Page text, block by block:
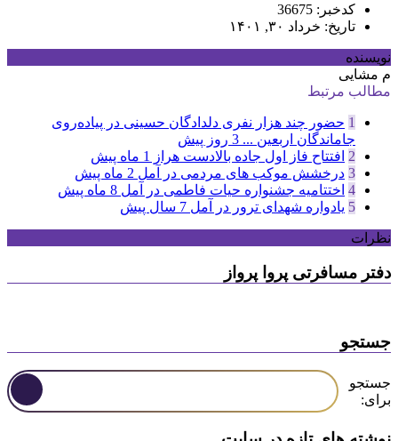
کدخبر: 36675
تاریخ: خرداد ۳۰, ۱۴۰۱
نویسنده
م مشایی
مطالب مرتبط
1 حضور چند هزار نفری دلدادگان حسینی در پیاده‌روی
جاماندگان اربعین ... 3 روز پیش
2 افتتاح فاز اول جاده بالادست هراز
1 ماه پیش
3 درخشش موکب های مردمی در آمل 2 ماه پیش
4 اختتامیه جشنواره حیات فاطمی در آمل 8 ماه پیش
5 یادواره شهدای ترور در آمل 7 سال پیش
نظرات
دفتر مسافرتی پروا پرواز
جستجو
جستجو
برای: